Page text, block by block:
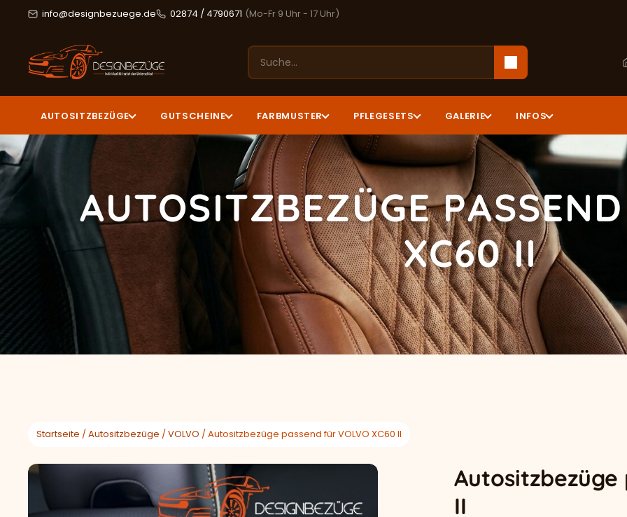
info@designbezuege.de 02874 / 4790671 (Mo-Fr 9 Uhr - 17 Uhr)
AUTOSITZBEZÜGE GUTSCHEINE FARBMUSTER PFLEGESETS GALERIE INFOS
AUTOSITZBEZÜGE
XC60 II
Startseite /Autositzbezüge /VOLVO / Autositzbezüge passend für VOLVO XC60 II
Autositzbezüge
II